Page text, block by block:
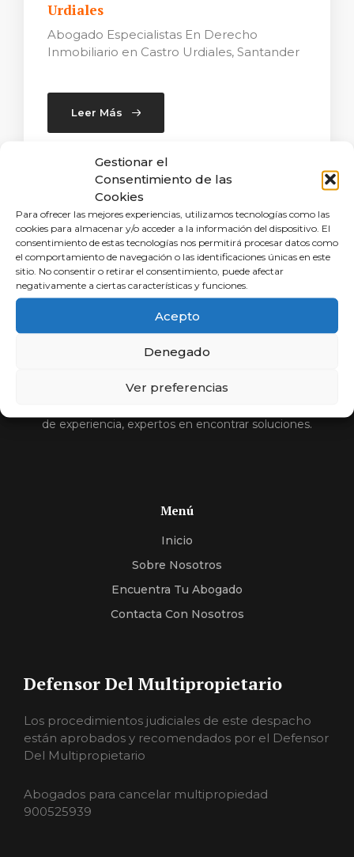
Gestionar el
Consentimiento de las
Cookies
Para ofrecer las mejores experiencias, utilizamos tecnologías como las
cookies para almacenar y/o acceder a la información del dispositivo. El
consentimiento de estas tecnologías nos permitirá procesar datos como
el comportamiento de navegación o las identificaciones únicas en este
sitio. No consentir o retirar el consentimiento, puede afectar
negativamente a ciertas características y funciones.
Acepto
Denegado
Ver preferencias
Urdiales
Abogado Especialistas En Derecho
Inmobiliario en Castro Urdiales, Santander
Leer Más
Abogados a
Porcentaje
Compara y elige al mejor abogado.
de experiencia, expertos en encontrar soluciones.
Menú
Inicio
Sobre Nosotros
Encuentra Tu Abogado
Contacta Con Nosotros
Defensor Del Multipropietario
Los procedimientos judiciales de este despacho
están aprobados y recomendados por el Defensor
Del Multipropietario
Abogados para cancelar multipropiedad
900525939